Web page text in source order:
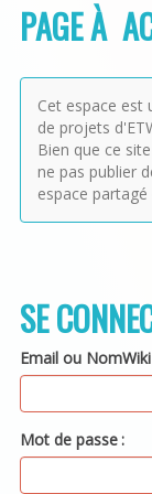
PAGE À
Cet espace est
de projets
Bien que ce
ne pas publier
espace
SE
Email ou NomWiki
Mot de passe